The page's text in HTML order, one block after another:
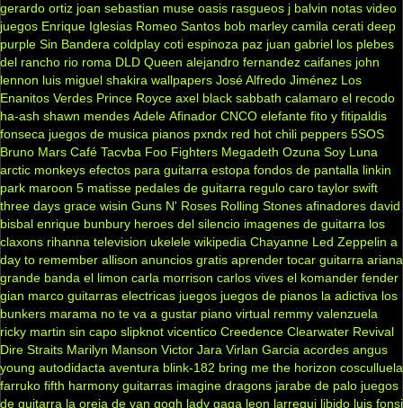
gerardo ortiz joan sebastian muse oasis rasgueos j balvin notas video
juegos Enrique Iglesias Romeo Santos bob marley camila cerati deep
purple Sin Bandera coldplay coti espinoza paz juan gabriel los plebes
del rancho rio roma DLD Queen alejandro fernandez caifanes john
lennon luis miguel shakira wallpapers José Alfredo Jiménez Los
Enanitos Verdes Prince Royce axel black sabbath calamaro el recodo
ha-ash shawn mendes Adele Afinador CNCO elefante fito y fitipaldis
fonseca juegos de musica pianos pxndx red hot chili peppers 5SOS
Bruno Mars Café Tacvba Foo Fighters Megadeth Ozuna Soy Luna
arctic monkeys efectos para guitarra estopa fondos de pantalla linkin
park maroon 5 matisse pedales de guitarra regulo caro taylor swift
three days grace wisin Guns N' Roses Rolling Stones afinadores david
bisbal enrique bunbury heroes del silencio imagenes de guitarra los
claxons rihanna television ukelele wikipedia Chayanne Led Zeppelin a
day to remember allison anuncios gratis aprender tocar guitarra ariana
grande banda el limon carla morrison carlos vives el komander fender
gian marco guitarras electricas juegos juegos de pianos la adictiva los
bunkers marama no te va a gustar piano virtual remmy valenzuela
ricky martin sin capo slipknot vicentico Creedence Clearwater Revival
Dire Straits Marilyn Manson Victor Jara Virlan Garcia acordes angus
young autodidacta aventura blink-182 bring me the horizon cosculluela
farruko fifth harmony guitarras imagine dragons jarabe de palo juegos
de guitarra la oreja de van gogh lady gaga leon larregui libido luis fonsi